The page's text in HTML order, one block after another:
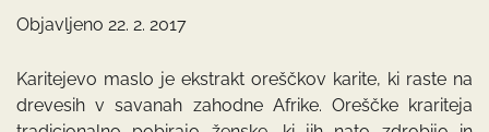
Objavljeno 22. 2. 2017
Karitejevo maslo je ekstrakt oreščkov karite, ki raste na
drevesih v savanah zahodne Afrike. Oreščke krariteja